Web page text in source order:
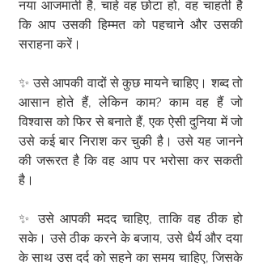
नया आजमाती है, चाहे वह छोटा हो, वह चाहती है
कि आप उसकी हिम्मत को पहचाने और उसकी
सराहना करें।
✨ उसे आपकी वादों से कुछ मायने चाहिए। शब्द तो
आसान होते हैं, लेकिन काम? काम वह हैं जो
विश्वास को फिर से बनाते हैं, एक ऐसी दुनिया में जो
उसे कई बार निराश कर चुकी है। उसे यह जानने
की जरूरत है कि वह आप पर भरोसा कर सकती
है।
✨ उसे आपकी मदद चाहिए, ताकि वह ठीक हो
सके। उसे ठीक करने के बजाय, उसे धैर्य और दया
के साथ उस दर्द को सहने का समय चाहिए, जिसके